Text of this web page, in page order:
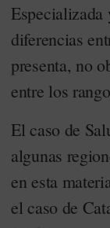
Especializada
diferencias
presenta, no
entre los
El caso de
algunas
en esta
el caso de